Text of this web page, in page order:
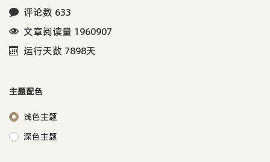
评论数 633
文章阅读量 1960907
运行天数 7898天
主题配色
浅色主题
深色主题